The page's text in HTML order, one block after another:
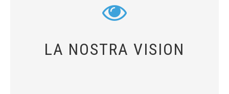
LA NOSTRA VISION